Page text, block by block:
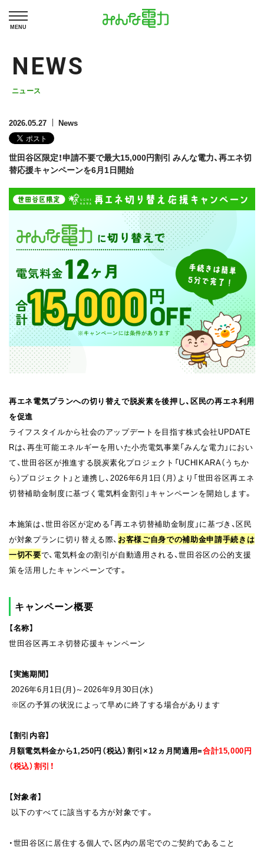
MENU
NEWS
ニュース
2026.05.27 News
世田谷区限定！申請不要で最大15,000円割引 みんな電力、再エネ切
替応援キャンペーンを6月1日開始
再エネ電気プランへの切り替えで脱炭素を後押し、区民の再エネ利用
を促進
ライフスタイルから社会のアップデートを目指す株式会社UPDATE
Rは、再生可能エネルギーを用いた小売電気事業「みんな電力」におい
て、世田谷区が推進する脱炭素化プロジェクト「UCHIKARA（うちか
ら）プロジェクト」と連携し、2026年6月1日（月）より「世田谷区再エネ
切替補助金制度に基づく電気料金割引」キャンペーンを開始します。
本施策は、世田谷区が定める「再エネ切替補助金制度」に基づき、区民
が対象プランに切り替える際、 お客様ご自身での補助金申請手続きは
一切不要で、電気料金の割引が自動適用される、世田谷区の公的支援
策を活用したキャンペーンです。
キャンペーン概要
【名称】
世田谷区再エネ切替応援キャンペーン
【実施期間】
2026年6月1日(月)～2026年9月30日(水)
※区の予算の状況によって早めに終了する場合があります
【割引内容】
月額電気料金から1,250円（税込）割引×12ヵ月間適用=合計15,000円
（税込）割引！
【対象者】
以下のすべてに該当する方が対象です。
・世田谷区に居住する個人で、区内の居宅でのご契約であること